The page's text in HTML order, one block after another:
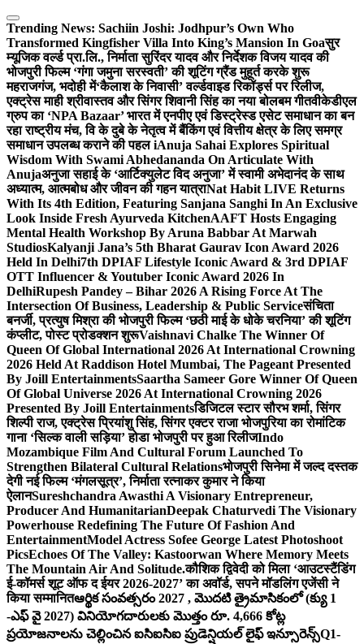
Skip
to
content
Trending News: Sachiin Joshi: Jodhpur’s Own Who
Transformed Kingfisher Villa Into King’s Mansion In Goaसुर
म्यूजिक वर्ल्ड प्रा.लि., निर्माता सुरिंदर यादव और निर्देशक विजय यादव की
भोजपुरी फिल्म ‘गंगा जमुना सरस्वती’ की शूटिंग ग्रैंड मुहूर्त करके शुरू
महराजगंज, भदोही में‘कैलाश के निवासी’ वर्ल्डवाइड रिकॉर्ड्स पर रिलीज,
एक्ट्रेस माही श्रीवास्तव और सिंगर शिवानी सिंह का नया बोलबम गीतवीकेडीएल
ग्रुप का ‘NPA Bazaar’ भारत में एनपीए एवं डिस्ट्रेस्ड एसेट समाधान का बन
रहा राष्ट्रीय मंच, वि के दुबे के नेतृत्व में बैंकिंग एवं वित्तीय क्षेत्र के लिए समग्र
समाधान उपलब्ध कराने की पहल iAnuja Sahai Explores Spiritual
Wisdom With Swami Abhedananda On Articulate With
Anujaअनुजा सहाई के ‘आर्टिक्युलेट विद अनुजा’ में स्वामी अभेदानंद के साथ
अध्यात्म, आत्मबोध और जीवन की गहन यात्राNat Habit LIVE Returns
With Its 4th Edition, Featuring Sanjana Sanghi In An Exclusive
Look Inside Fresh Ayurveda KitchenAAFT Hosts Engaging
Mental Health Workshop By Aruna Babbar At Marwah
StudiosKalyanji Jana’s 5th Bharat Gaurav Icon Award 2026
Held In Delhi7th DPIAF Lifestyle Iconic Award & 3rd DPIAF
OTT Influencer & Youtuber Iconic Award 2026 In
DelhiRupesh Pandey – Bihar 2026 A Rising Force At The
Intersection Of Business, Leadership & Public Serviceसंचिता
बनर्जी, प्रत्युष मिश्रा की भोजपुरी फिल्म ‘छठी माई के धोके चरनिया’ की शूटिंग
कंप्लीट, पोस्ट प्रोडक्शन शुरूVaishnavi Chalke The Winner Of
Queen Of Global International 2026 At International Crowning
2026 Held At Raddison Hotel Mumbai, The Pageant Presented
By Joill EntertainmentsSaartha Sameer Gore Winner Of Queen
Of Global Universe 2026 At International Crowning 2026
Presented By Joill Entertainmentsडिजिटल स्टार सौरभ शर्मा, सिंगर
शिल्पी राज, एक्ट्रेस प्रियांशु सिंह, सिंगर एक्टर राजा भोजपुरिया का रोमांटिक
गाना ‘सिल्क वाली सड़िया’ होडा भोजपुरी पर हुआ रिलीजIndo
Mozambique Film And Cultural Forum Launched To
Strengthen Bilateral Cultural Relationsभोजपुरी सिनेमा में जल्द दस्तक
देगी नई फिल्म ‘मंगलसूत्र’, निर्माता रत्नाकर कुमार ने किया
ऐलानSureshchandra Awasthi A Visionary Entrepreneur,
Producer And HumanitarianDeepak Chaturvedi The Visionary
Powerhouse Redefining The Future Of Fashion And
EntertainmentModel Actress Sofee George Latest Photoshoot
PicsEchoes Of The Valley: Kastoorwan Where Memory Meets
The Mountain Air And Solitude.कौशिक द्विवेदी को मिला ‘आउटस्टैंडिंग
ई-कॉमर्स शूट ऑफ द ईयर 2026-2027’ का अवॉर्ड, सपने मॉडलिंग एजेंसी ने
किया सम्मानितఆర్థిక సంవత్సరం 2027 , మొదటి త్రైమాసికంలో (క్యు 1
-ఎఫ్ వై 2027) వినియోగదారులకు మొత్తం రూ. 4,666 కోట్ల
ప్రయోజనాలను చెల్లించిన ఐసిఐసిఐ ప్రుడెన్షియల్ లైఫ్ ఇన్సూరెన్స్Q1-